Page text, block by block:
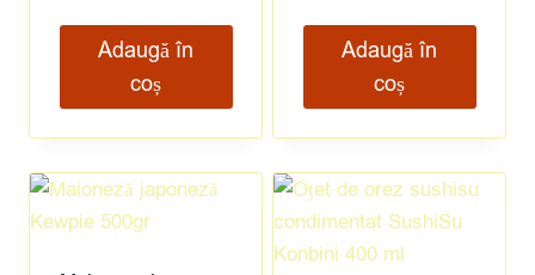
Adaugă în
coș
Adaugă în
coș